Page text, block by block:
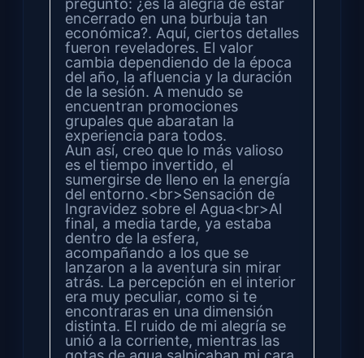
preguntó: ¿es la alegría de estar
encerrado en una burbuja tan
económica?. Aquí, ciertos detalles
fueron reveladores. El valor
cambia dependiendo de la época
del año, la afluencia y la duración
de la sesión. A menudo se
encuentran promociones
grupales que abaratan la
experiencia para todos.
Aun así, creo que lo más valioso
es el tiempo invertido, el
sumergirse de lleno en la energía
del entorno.<br>Sensación de
Ingravidez sobre el Agua<br>Al
final, a media tarde, ya estaba
dentro de la esfera,
acompañando a los que se
lanzaron a la aventura sin mirar
atrás. La percepción en el interior
era muy peculiar, como si te
encontraras en una dimensión
distinta. El ruido de mi alegría se
unió a la corriente, mientras las